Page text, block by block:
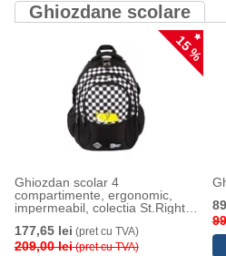
Ghiozdane scolare
15 %
Ghiozdan scolar 4
compartimente, ergonomic,
impermeabil, colectia St.Right
177,65 lei (pret cu TVA)
209,00 lei(pret cu TVA)